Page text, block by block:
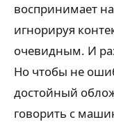
воспринимает
игнорируя
очевидным. И
Но чтобы не
достойный
говорить с